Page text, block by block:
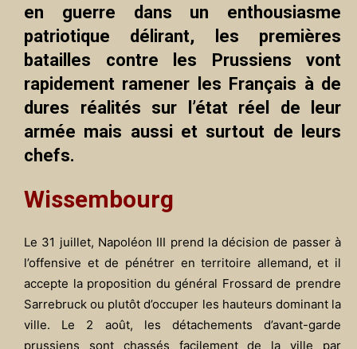
en guerre dans un enthousiasme
patriotique délirant, les premières
batailles contre les Prussiens vont
rapidement ramener les Français à de
dures réalités sur l’état réel de leur
armée mais aussi et surtout de leurs
chefs.
Wissembourg
Le 31 juillet, Napoléon III prend la décision de passer à
l’offensive et de pénétrer en territoire allemand, et il
accepte la proposition du général Frossard de prendre
Sarrebruck ou plutôt d’occuper les hauteurs dominant la
ville. Le 2 août, les détachements d’avant-garde
prussiens sont chassés facilement de la ville par